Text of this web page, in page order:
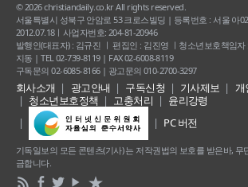
© 2026 christiandaily.co.kr All rights reserved.
서울특별시 성북구 안암로 53 크로스빌딩 | 등록번호 : 서울 아
2012.07.18ㅣ사업자번호: 204-81-20946
발행인(대표자) : 김규진 ㅣ 편집인 : 김진영 ㅣ청소년보호책임
지동 | TEL 02-739-8119 | FAX 02-6008-8119
구독문의 02-6085-8166 | 광고문의 010-2700-3297
회사소개 광고안내 구독신청 기사제보
개
청소년보호정책
고충처리
윤리강령
PC 버전
기독일보의 모든 콘텐츠(기사) 는 저작권법의 보호를 받은바,
금합니다.